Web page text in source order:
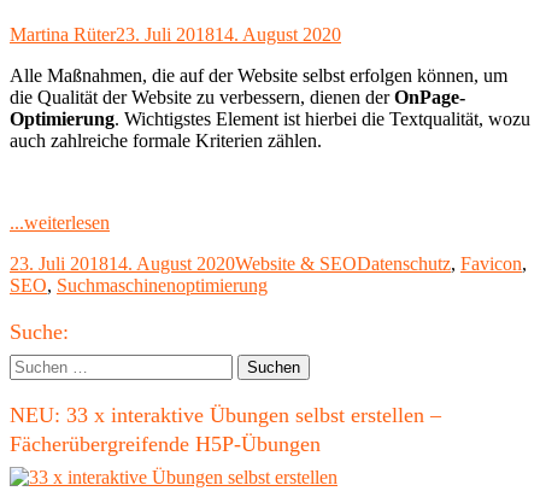
Autor
Martina RüterVeröffentlicht
23. Juli 201814. August 2020
Alle Maßnahmen, die auf der Website selbst erfolgen können, um
die Qualität der Website zu verbessern, dienen derOnPage-
Optimierung. Wichtigstes Element ist hierbei die Textqualität, wozu
auch zahlreiche formale Kriterien zählen.
...weiterlesen
Qualität
von
Veröffentlicht
am
23. Juli 201814. August 2020Kategorien
Website & SEOSchlagwörter
Datenschutz, Favicon,
SEO, Suchmaschinenoptimierung
Haupt-
Seitenleiste
Suche:
Suchen
nach:
NEU: 33 x interaktive Übungen selbst erstellen –
Fächerübergreifende H5P-Übungen